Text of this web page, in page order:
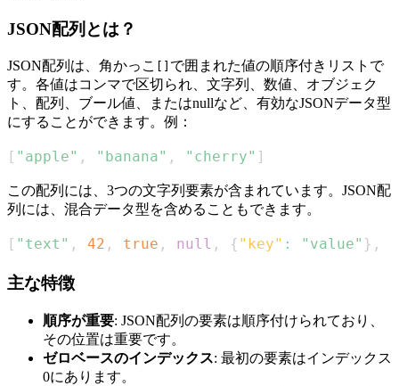
JSON配列とは？
JSON配列は、角かっこ
で囲まれた値の順序付きリストで
す。各値はコンマで区切られ、文字列、数値、オブジェク
ト、配列、ブール値、またはnullなど、有効なJSONデータ型
にすることができます。例：
[ "apple" , "banana" , "cherry" ]
この配列には、3つの文字列要素が含まれています。JSON配
列には、混合データ型を含めることもできます。
[ "text" , 42 , true , null , { "key" : "value" } ,
主な特徴
順序が重要: JSON配列の要素は順序付けられており、
その位置は重要です。
ゼロベースのインデックス: 最初の要素はインデックス
0にあります。